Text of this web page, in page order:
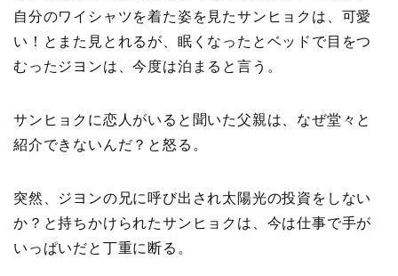
自分のワイシャツを着た姿を見たサンヒョクは、可愛
い！とまた見とれるが、眠くなったとベッドで目をつ
むったジヨンは、今度は泊まると言う。
サンヒョクに恋人がいると聞いた父親は、なぜ堂々と
紹介できないんだ？と怒る。
突然、ジヨンの兄に呼び出され太陽光の投資をしない
か？と持ちかけられたサンヒョクは、今は仕事で手が
いっぱいだと丁重に断る。